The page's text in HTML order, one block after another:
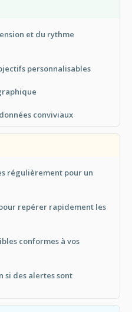
et du rythme
personnalisables
conviviaux
régulièrement pour un
repérer rapidement les
conformes à vos
si des alertes sont